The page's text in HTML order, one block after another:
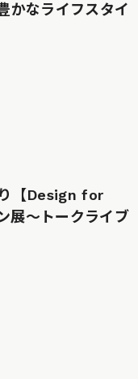
かなライフスタイ
【Design for
展〜トークライブ